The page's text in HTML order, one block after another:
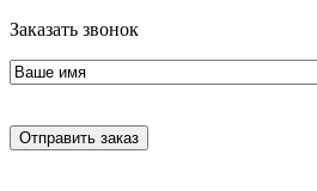
Заказать звонок
Отправить заказ